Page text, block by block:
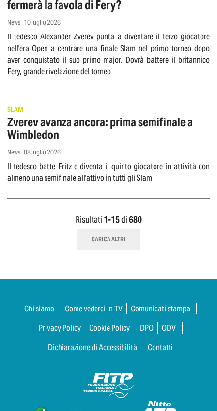
fermerà la favola di Fery?
News | 10 luglio 2026
Il tedesco Alexander Zverev punta a diventare il terzo giocatore
nell'era Open a centrare una finale Slam nel primo torneo dopo
aver conquistato il suo primo major. Dovrà battere il britannico
Fery, grande rivelazione del torneo
SLAM
Zverev avanza ancora: prima semifinale a
Wimbledon
News | 08 luglio 2026
Il tedesco batte Fritz e diventa il quinto giocatore in attività con
almeno una semifinale all'attivo in tutti gli Slam
Risultati 1-15di680
CARICA ALTRI
Chi siamo Come vederci in TV
Comunicati stampa
Privacy Policy
Cookie Policy DPO
ODV
Dichiarazione di Accessibilità
Contatti